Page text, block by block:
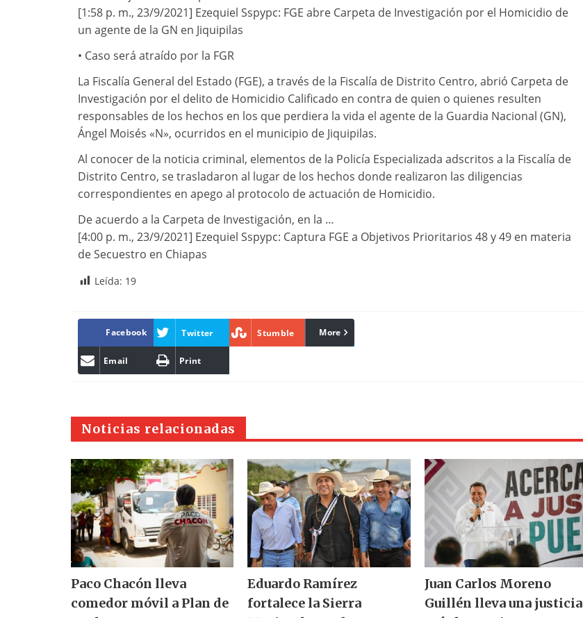
[1:58 p. m., 23/9/2021] Ezequiel Sspypc: FGE abre Carpeta de Investigación por el Homicidio de
un agente de la GN en Jiquipilas
• Caso será atraído por la FGR
La Fiscalía General del Estado (FGE), a través de la Fiscalía de Distrito Centro, abrió Carpeta de
Investigación por el delito de Homicidio Calificado en contra de quien o quienes resulten
responsables de los hechos en los que perdiera la vida el agente de la Guardia Nacional (GN),
Ángel Moisés «N», ocurridos en el municipio de Jiquipilas.
Al conocer de la noticia criminal, elementos de la Policía Especializada adscritos a la Fiscalía de
Distrito Centro, se trasladaron al lugar de los hechos donde realizaron las diligencias
correspondientes en apego al protocolo de actuación de Homicidio.
De acuerdo a la Carpeta de Investigación, en la …
[4:00 p. m., 23/9/2021] Ezequiel Sspypc: Captura FGE a Objetivos Prioritarios 48 y 49 en materia
de Secuestro en Chiapas
Leída: 19
Facebook Twitter Stumble linkedin
Email Print
More
Noticias relacionadas
Paco Chacón lleva
comedor móvil a Plan de
Eduardo Ramírez
fortalece la Sierra
Juan Carlos Moreno
Guillén lleva una justicia